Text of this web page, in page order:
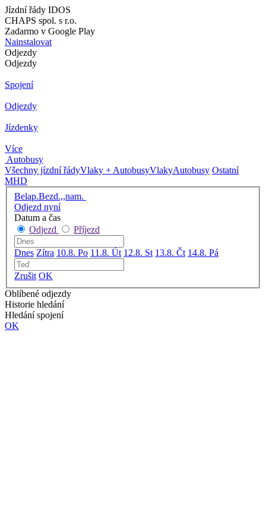
Jízdní řády IDOS
CHAPS spol. s r.o.
Zadarmo v Google Play
Nainstalovat
Odjezdy
Odjezdy
Spojení
Odjezdy
Jízdenky
Více
Autobusy
Všechny jízdní řádyVlaky + AutobusyVlakyAutobusy Ostatní
MHD
Belap.Bezd.,,nam.
Odjezd nyní
Datum a čas
Odjezd
Příjezd
Dnes Zítra 10.8. Po 11.8. Út 12.8. St 13.8. Čt 14.8. Pá
Zrušit OK
Oblíbené odjezdy
Historie hledání
Hledání spojení
OK